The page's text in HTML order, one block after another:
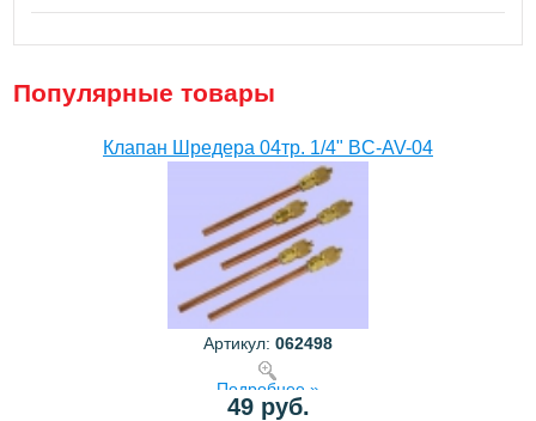
Популярные товары
Клапан Шредера 04тр. 1/4" BC-AV-04
Артикул: 062498
Подробнее »
49 руб.